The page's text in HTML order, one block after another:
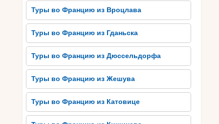
Искусства и Музей Средневековой
культурным наследием Тулузы. В общем, чтобы
насладиться путешествием в Тулузу как
местную кухню, изучить историческое и
возможность пройтись по его улочкам,
почувствовать его атмосферу и погрузиться в
его повседневную жизнь. Путешествие в
Тулузу, Францию, сулит много интересных
Туры во Францию ​​из Вроцлава
Туры во Францию ​​из Гданьска
Туры во Францию ​​из Дюссельдорфа
Туры во Францию ​​из Жешува
Туры во Францию ​​из Катовице